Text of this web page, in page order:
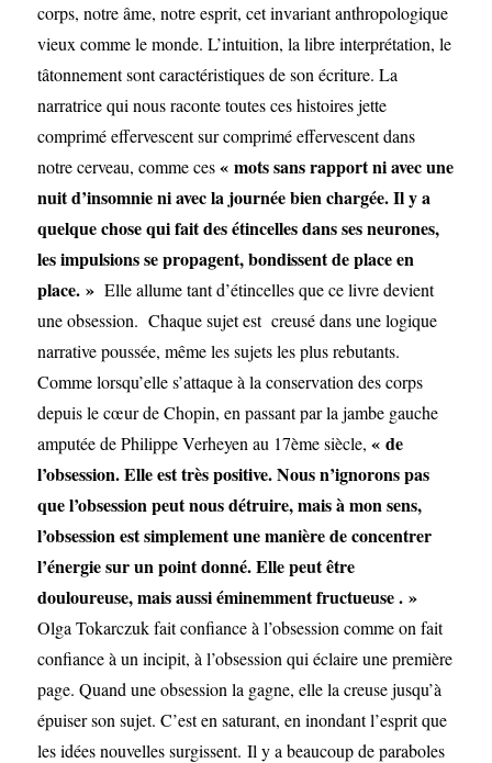
corps, notre âme, notre esprit, cet invariant anthropologique
vieux comme le monde. L’intuition, la libre interprétation, le
tâtonnement sont caractéristiques de son écriture. La
narratrice qui nous raconte toutes ces histoires jette
comprimé effervescent sur comprimé effervescent dans
notre cerveau, comme ces« mots sans rapport ni avec une
nuit d’insomnie ni avec la journée bien chargée. Il y a
quelque chose qui fait des étincelles dans ses neurones,
les impulsions se propagent, bondissent de place en
place. » Elle allume tant d’étincelles que ce livre devient
une obsession. Chaque sujet est creusé dans une logique
narrative poussée, même les sujets les plus rebutants.
Comme lorsqu’elle s’attaque à la conservation des corps
depuis le cœur de Chopin, en passant par la jambe gauche
amputée de Philippe Verheyen au 17ème siècle,« de
l’obsession. Elle est très positive. Nous n’ignorons pas
que l’obsession peut nous détruire, mais à mon sens,
l’obsession est simplement une manière de concentrer
l’énergie sur un point donné. Elle peut être
douloureuse, mais aussi éminemment fructueuse . »
Olga Tokarczuk fait confiance à l’obsession comme on fait
confiance à un incipit, à l’obsession qui éclaire une première
page. Quand une obsession la gagne, elle la creuse jusqu’à
épuiser son sujet. C’est en saturant, en inondant l’esprit que
les idées nouvelles surgissent. Il y a beaucoup de paraboles